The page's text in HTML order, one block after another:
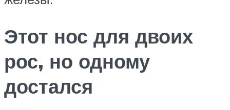
Этот нос для двоих
рос, но одному
достался